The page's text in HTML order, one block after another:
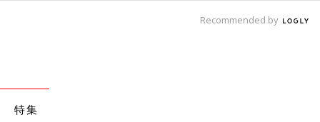
Recommended by
特集